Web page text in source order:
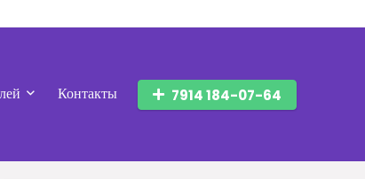
Контакты 7914 184-07-64